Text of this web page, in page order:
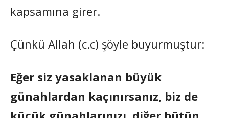
kapsamına girer.
Çünkü Allah (c.c) şöyle buyurmuştur:
Eğer siz yasaklanan büyük
günahlardan kaçınırsanız, biz de